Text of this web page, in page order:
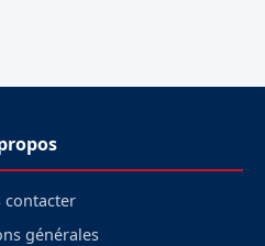
contacter
générales